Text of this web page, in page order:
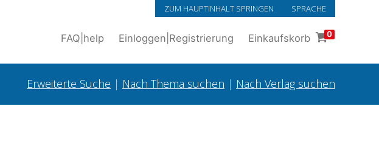
ZUM HAUPTINHALT SPRINGEN SPRACHE
FAQ help Einloggen Registrierung Einkaufskorb 0
Erweiterte Suche | Nach Thema suchen | Nach Verlag suchen